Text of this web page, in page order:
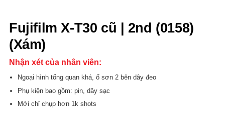
Fujifilm X-T30 cũ | 2nd (0158)
(Xám)
Nhận xét của nhân viên:
Ngoại hình tổng quan khá, ố sơn 2 bên dây đeo
Phụ kiện bao gồm: pin, dây sạc
Mới chỉ chụp hơn 1k shots